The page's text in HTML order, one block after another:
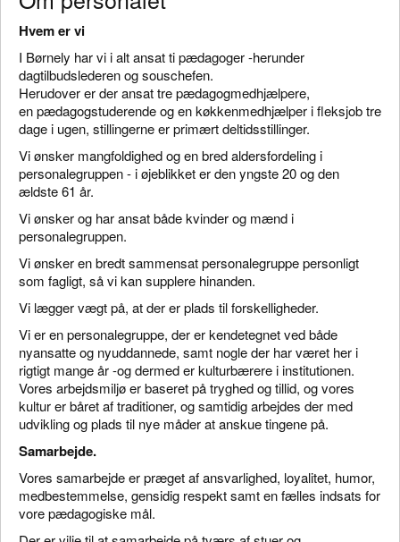
Hvem er vi
I Børnely har vi i alt ansat ti pædagoger -herunder
dagtilbudslederen og souschefen.
Herudover er der ansat tre pædagogmedhjælpere,
en pædagogstuderende og en køkkenmedhjælper i fleksjob tre
dage i ugen, stillingerne er primært deltidsstillinger.
Vi ønsker mangfoldighed og en bred aldersfordeling i
personalegruppen - i øjeblikket er den yngste 20 og den
ældste 61 år.
Vi ønsker og har ansat både kvinder og mænd i
personalegruppen.
Vi ønsker en bredt sammensat personalegruppe personligt
som fagligt, så vi kan supplere hinanden.
Vi lægger vægt på, at der er plads til forskelligheder.
Vi er en personalegruppe, der er kendetegnet ved både
nyansatte og nyuddannede, samt nogle der har været her i
rigtigt mange år -og dermed er kulturbærere i institutionen.
Vores arbejdsmiljø er baseret på tryghed og tillid, og vores
kultur er båret af traditioner, og samtidig arbejdes der med
udvikling og plads til nye måder at anskue tingene på.
Samarbejde.
Vores samarbejde er præget af ansvarlighed, loyalitet, humor,
medbestemmelse, gensidig respekt samt en fælles indsats for
vore pædagogiske mål.